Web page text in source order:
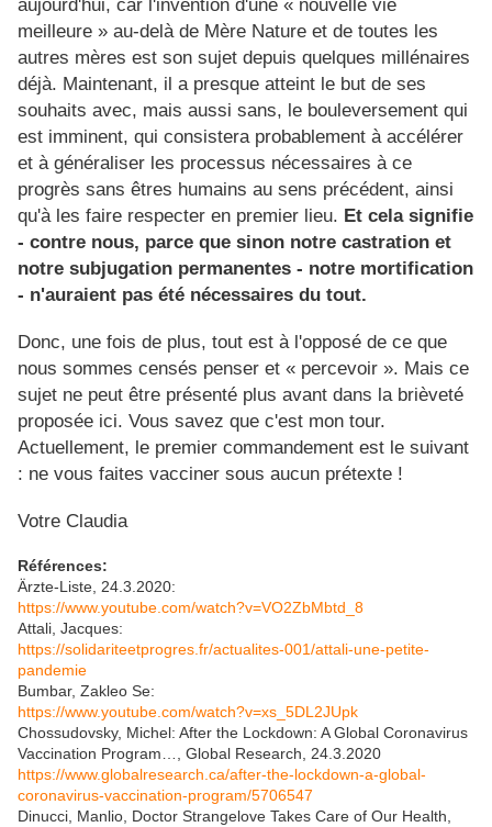
aujourd'hui, car l'invention d'une « nouvelle vie
meilleure » au-delà de Mère Nature et de toutes les
autres mères est son sujet depuis quelques millénaires
déjà. Maintenant, il a presque atteint le but de ses
souhaits avec, mais aussi sans, le bouleversement qui
est imminent, qui consistera probablement à accélérer
et à généraliser les processus nécessaires à ce
progrès sans êtres humains au sens précédent, ainsi
qu'à les faire respecter en premier lieu. Et cela signifie
- contre nous, parce que sinon notre castration et
notre subjugation permanentes - notre mortification
- n'auraient pas été nécessaires du tout.
Donc, une fois de plus, tout est à l'opposé de ce que
nous sommes censés penser et « percevoir ». Mais ce
sujet ne peut être présenté plus avant dans la brièveté
proposée ici. Vous savez que c'est mon tour.
Actuellement, le premier commandement est le suivant
: ne vous faites vacciner sous aucun prétexte !
Votre Claudia
Références:
Ärzte-Liste, 24.3.2020:
https://www.youtube.com/watch?v=VO2ZbMbtd_8
Attali, Jacques:
https://solidariteetprogres.fr/actualites-001/attali-une-petite-
pandemie
Bumbar, Zakleo Se:
https://www.youtube.com/watch?v=xs_5DL2JUpk
Chossudovsky, Michel: After the Lockdown: A Global Coronavirus
Vaccination Program…, Global Research, 24.3.2020
https://www.globalresearch.ca/after-the-lockdown-a-global-
coronavirus-vaccination-program/5706547
Dinucci, Manlio, Doctor Strangelove Takes Care of Our Health,